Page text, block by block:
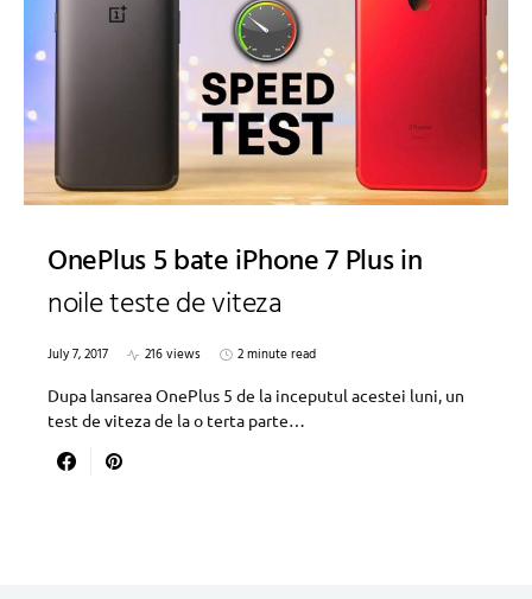
OnePlus 5 bate iPhone 7 Plus in
noile teste de viteza
July 7, 2017 216 views
2 minute read
Dupa lansarea OnePlus 5 de la inceputul acestei luni, un
test de viteza de la o terta parte…